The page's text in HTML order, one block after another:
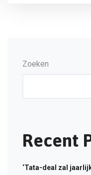
Zoeken
Recent
‘Tata-deal zal